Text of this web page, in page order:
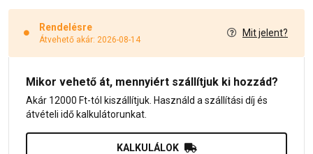
Rendelésre
Átvehető akár: 2026-08-14
Mit jelent?
Mikor vehető át, mennyiért szállítjuk ki hozzád?
Akár 12000 Ft-tól kiszállítjuk. Használd a szállítási díj és
átvételi idő kalkulátorunkat.
KALKULÁLOK